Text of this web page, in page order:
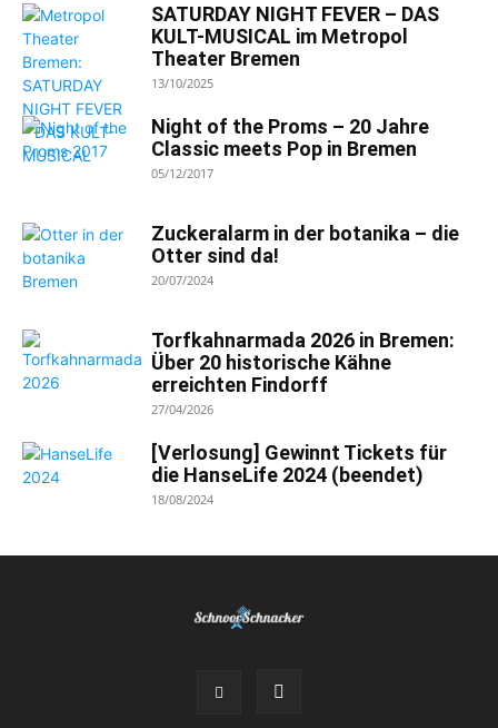
SATURDAY NIGHT FEVER – DAS
KULT-MUSICAL im Metropol
Theater Bremen
13/10/2025
Night of the Proms – 20 Jahre
Classic meets Pop in Bremen
05/12/2017
Zuckeralarm in der botanika – die
Otter sind da!
20/07/2024
Torfkahnarmada 2026 in Bremen:
Über 20 historische Kähne
erreichten Findorff
27/04/2026
[Verlosung] Gewinnt Tickets für
die HanseLife 2024 (beendet)
18/08/2024